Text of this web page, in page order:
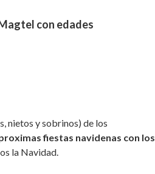
con edades
nietos y sobrinos) de los
fiestas navidenas con los
la Navidad.